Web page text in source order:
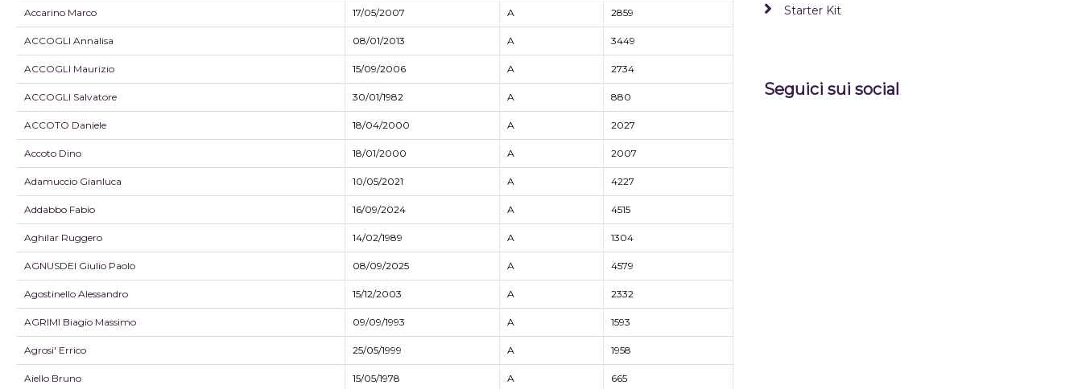
Accarino Marco 17/05/2007 A 2859
ACCOGLI Annalisa 08/01/2013 A 3449
ACCOGLI Maurizio 15/09/2006 A 2734
ACCOGLI Salvatore 30/01/1982 A 880
ACCOTO Daniele 18/04/2000 A 2027
Accoto Dino 18/01/2000 A 2007
Adamuccio Gianluca 10/05/2021 A 4227
Addabbo Fabio 16/09/2024 A 4515
Aghilar Ruggero 14/02/1989 A 1304
AGNUSDEI Giulio Paolo 08/09/2025 A 4579
Agostinello Alessandro 15/12/2003 A 2332
AGRIMI Biagio Massimo 09/09/1993 A 1593
Agrosi' Errico 25/05/1999 A 1958
Aiello Bruno 15/05/1978 A 665
Starter Kit
Seguici sui social